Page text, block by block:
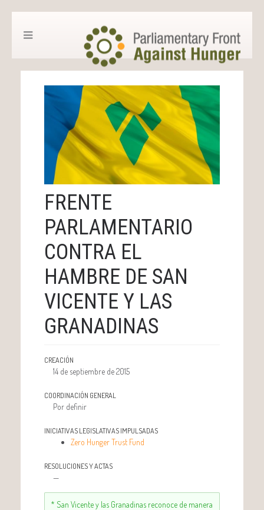
FRENTE
PARLAMENTARIO
CONTRA EL
HAMBRE DE SAN
VICENTE Y LAS
GRANADINAS
CREACIÓN
14 de septiembre de 2015
COORDINACIÓN GENERAL
Por definir
INICIATIVAS LEGISLATIVAS IMPULSADAS
Zero Hunger Trust Fund
RESOLUCIONES Y ACTAS
—
* San Vicente y las Granadinas reconoce de manera